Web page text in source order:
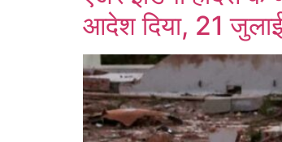
आदेश दिया, 21 जुलाई